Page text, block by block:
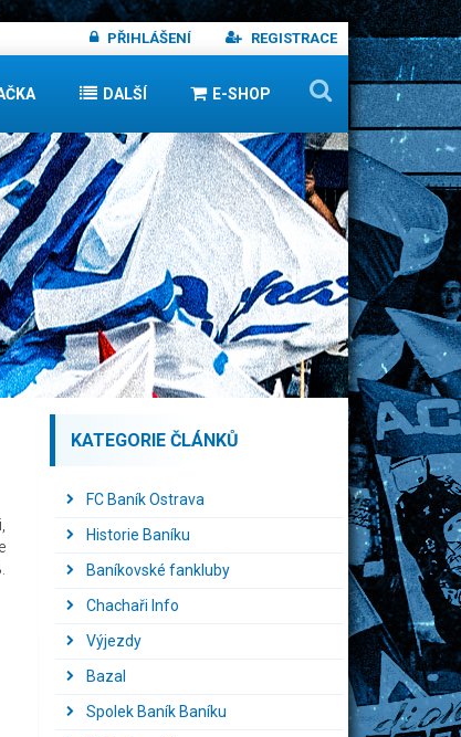
PŘIHLÁŠENÍ REGISTRACE
DALŠÍ E-SHOP
KATEGORIE ČLÁNKŮ
FC Baník Ostrava
Historie Baníku
Baníkovské fankluby
Chachaři Info
Výjezdy
Bazal
Spolek Baník Baníku